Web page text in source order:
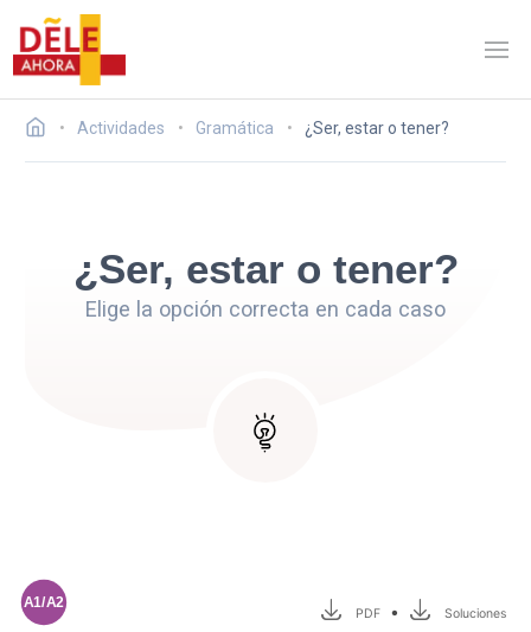
Actividades Gramática ¿Ser, estar o tener?
¿Ser, estar o tener?
Elige la opción correcta en cada caso
A1/A2
PDF • Soluciones